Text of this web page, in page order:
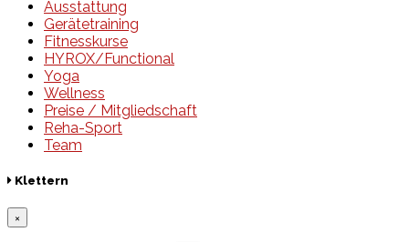
Ausstattung
Gerätetraining
Fitnesskurse
HYROX/Functional
Yoga
Wellness
Preise / Mitgliedschaft
Reha-Sport
Team
Klettern
×